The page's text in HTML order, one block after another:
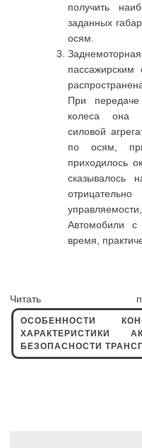
получить
заданных
осям.
При
колеса она
силовой
по осям,
приходилось
сказывалось
Автомобили с
время,
Читать
ОСОБЕННОСТИ
ХАРАКТЕРИСТИКИ
БЕЗОПАСНОСТИ